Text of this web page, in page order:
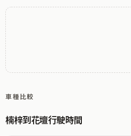
車種比較
楠梓到花壇行駛時間